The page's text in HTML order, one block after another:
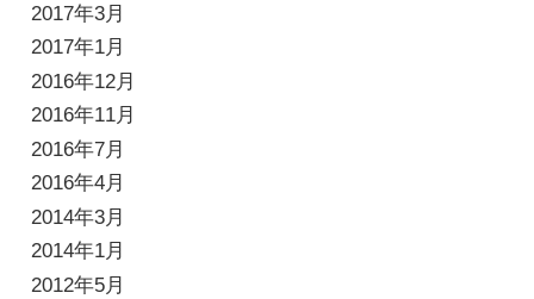
2017年3月
2017年1月
2016年12月
2016年11月
2016年7月
2016年4月
2014年3月
2014年1月
2012年5月